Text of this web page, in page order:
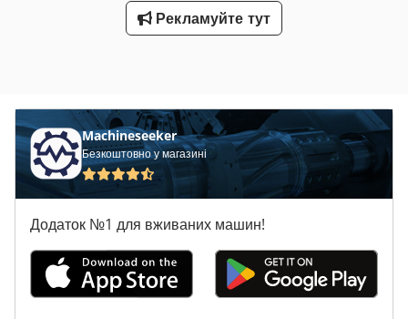
Рекламуйте тут
Machineseeker
Безкоштовно у магазині
Додаток №1 для вживаних машин!